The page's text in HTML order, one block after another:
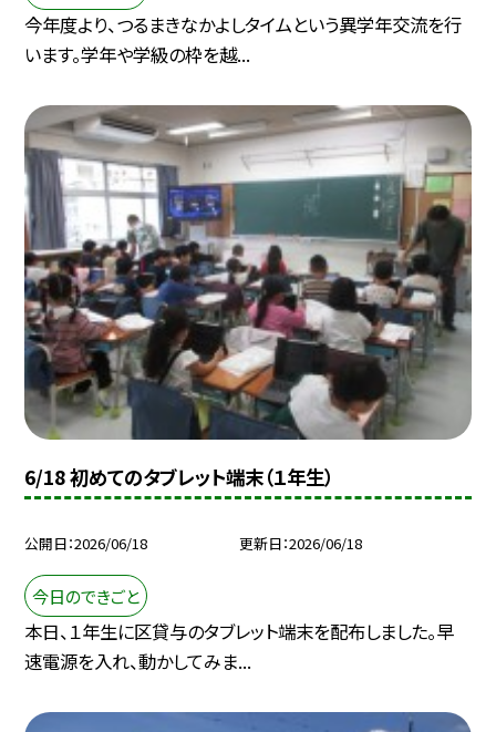
今年度より、つるまきなかよしタイムという異学年交流を行
います。学年や学級の枠を越...
6/18 初めてのタブレット端末（１年生）
公開日 2026/06/18 更新日 2026/06/18
今日のできごと
本日、１年生に区貸与のタブレット端末を配布しました。早
速電源を入れ、動かしてみま...